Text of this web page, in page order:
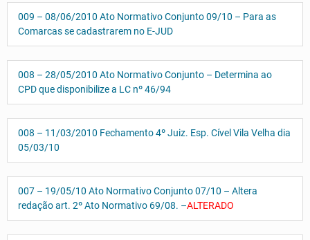
009 – 08/06/2010 Ato Normativo Conjunto 09/10 – Para as
Comarcas se cadastrarem no E-JUD
008 – 28/05/2010 Ato Normativo Conjunto – Determina ao
CPD que disponibilize a LC nº 46/94
008 – 11/03/2010 Fechamento 4º Juiz. Esp. Cível Vila Velha dia
05/03/10
007 – 19/05/10 Ato Normativo Conjunto 07/10 – Altera
redação art. 2º Ato Normativo 69/08. –ALTERADO